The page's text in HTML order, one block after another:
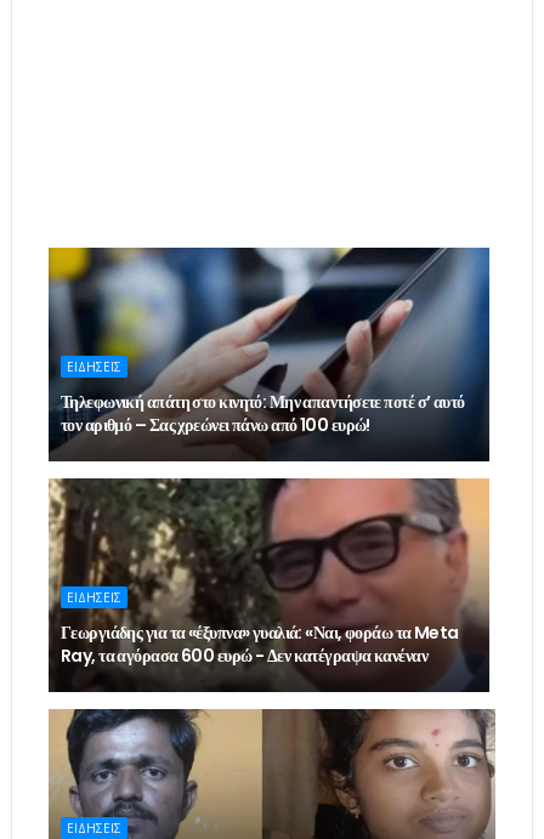
ΕΙΔΗΣΕΙΣ
Τηλεφωνική απάτη στο κινητό: Μην απαντήσετε ποτέ σ’ αυτό
τον αριθμό – Σας χρεώνει πάνω από 100 ευρώ!
ΕΙΔΗΣΕΙΣ
Γεωργιάδης για τα «έξυπνα» γυαλιά: «Ναι, φοράω τα Meta
Ray, τα αγόρασα 600 ευρώ - Δεν κατέγραψα κανέναν
ΕΙΔΗΣΕΙΣ